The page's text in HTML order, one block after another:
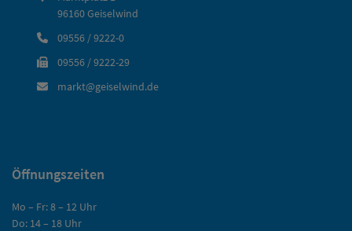
96160 Geiselwind
09556 / 9222-0
09556 / 9222-29
markt@geiselwind.de
Öffnungszeiten
Mo – Fr: 8 – 12 Uhr
Do: 14 – 18 Uhr